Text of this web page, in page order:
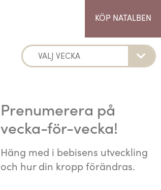
KÖP NATALBEN
Prenumerera på
vecka-för-vecka!
Häng med i bebisens utveckling
och hur din kropp förändras.